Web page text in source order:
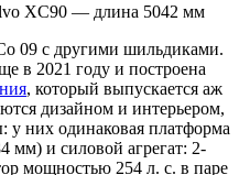
XC90 — длина 5042 мм
09 с другими шильдиками.
в 2021 году и построена
, который выпускается аж
дизайном и интерьером,
у них одинаковая платформа
мм) и силовой агрегат: 2-
мощностью 254 л. с. в паре